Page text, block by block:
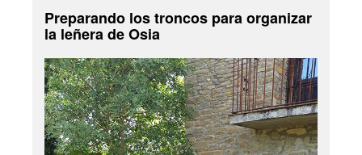
Preparando los troncos para organizar
la leñera de Osia